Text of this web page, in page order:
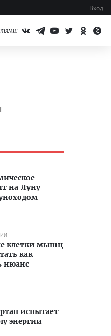
Вход
на Луну
клетки мышц
как
нюанс
испытает
энергии